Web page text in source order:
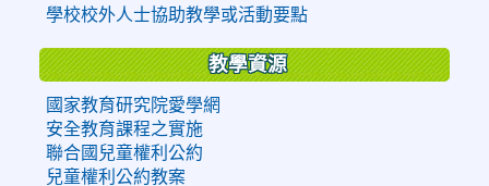
學校校外人士協助教學或活動要點
教學資源
國家教育研究院愛學網
安全教育課程之實施
聯合國兒童權利公約
兒童權利公約教案